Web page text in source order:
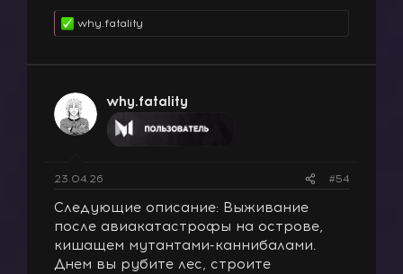
Р
и
и
:
why.fatality
why.fatality
23.04.26 #54
Следующие описание: Выживание
после авиакатастрофы на острове,
кишащем мутантами-каннибалами.
Днем вы рубите лес, строите